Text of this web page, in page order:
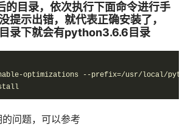
的目录，依次执行下面命令进行手
提示出错，就代表正确安装了，
录下就会有python3.6.6目录
optimizations --prefix=/usr/local/
问题，可以参考